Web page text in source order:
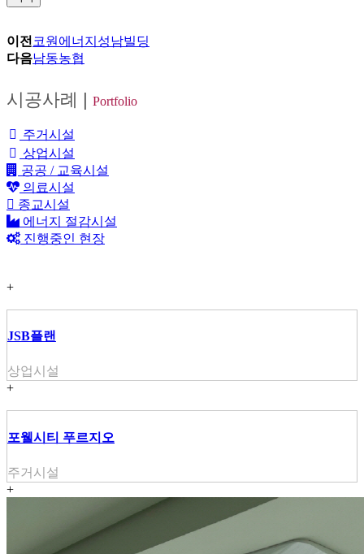
이전 코원에너지성남빌딩
다음남동농협
시공사례 | Portfolio
주거시설
상업시설
공공 / 교육시설
의료시설
종교시설
에너지 절감시설
진행중인 현장
+
JSB플랜
상업시설
+
포웰시티 푸르지오
주거시설
+